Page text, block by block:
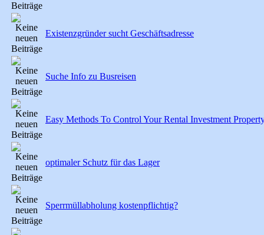
Existenzgründer sucht Geschäftsadresse
Suche Info zu Busreisen
Easy Methods To Control Your Rental Investment
optimaler Schutz für das Lager
Sperrmüllabholung kostenpflichtig?